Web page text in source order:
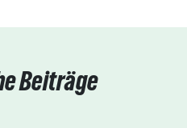
Beiträge